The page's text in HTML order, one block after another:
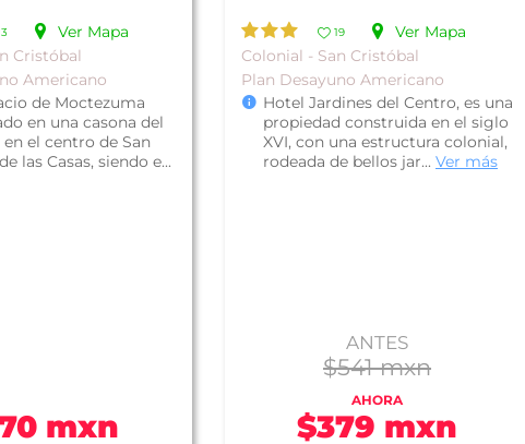
Ver Mapa
Cristóbal
Americano
de Moctezuma
en una casona del
en el centro de San
las Casas, siendo e...
mxn
19
Ver Mapa
Colonial - San Cristóbal
Plan Desayuno Americano
Hotel Jardines del Centro, es una
propiedad construida en el siglo
XVI, con una estructura colonial,
rodeada de bellos jar... Ver más
ANTES
$541 mxn
AHORA
$379 mxn